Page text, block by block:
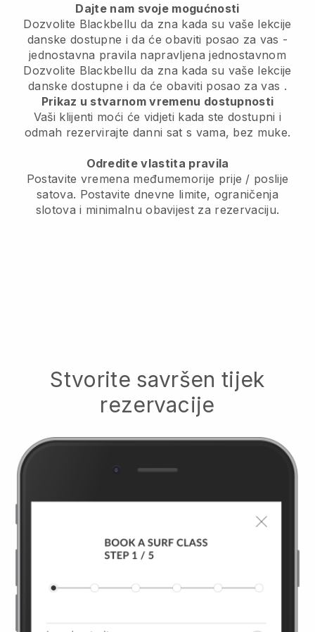
Dajte nam svoje mogućnosti
Dozvolite Blackbellu da zna kada su vaše lekcije
danske dostupne i da će obaviti posao za vas -
jednostavna pravila napravljena jednostavnom
Dozvolite Blackbellu da zna kada su vaše lekcije
danske dostupne i da će obaviti posao za vas .
Prikaz u stvarnom vremenu dostupnosti
Vaši klijenti moći će vidjeti kada ste dostupnii
odmah rezervirajte danni sat s vama, bez muke.
Odredite vlastita pravila
Postavite vremena međumemorije prije / poslije
satova. Postavite dnevne limite, ograničenja
slotova i minimalnu obavijest za rezervaciju.
Stvorite savršen tijek
rezervacije